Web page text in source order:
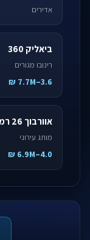
אדירים
ביאליק 360
רינובו מגורים
3.6–7.7M ₪
אוורבוך 26 רמת השרון
מותג עירוני
4.0–6.9M ₪